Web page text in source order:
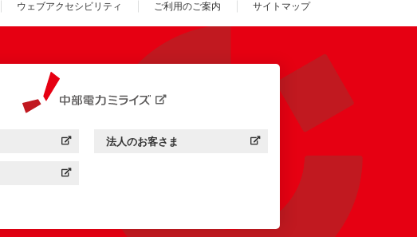
ウェブアクセシビリティ ご利用のご案内 サイトマップ
を開きます） 中部電力ミライズ：
法人のお客さま
（新しいウィンドウを開きます）
を開きます）